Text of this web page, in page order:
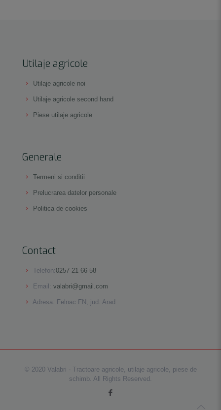
Utilaje agricole
Utilaje agricole noi
Utilaje agricole second hand
Piese utilaje agricole
Generale
Termeni si conditii
Prelucrarea datelor personale
Politica de cookies
Contact
Telefon:0257 21 66 58
Email:valabri@gmail.com
Adresa: Felnac FN, jud. Arad
© 2020 Valabri - Tractoare agricole, utilaje agricole, piese de
schimb. All Rights Reserved.